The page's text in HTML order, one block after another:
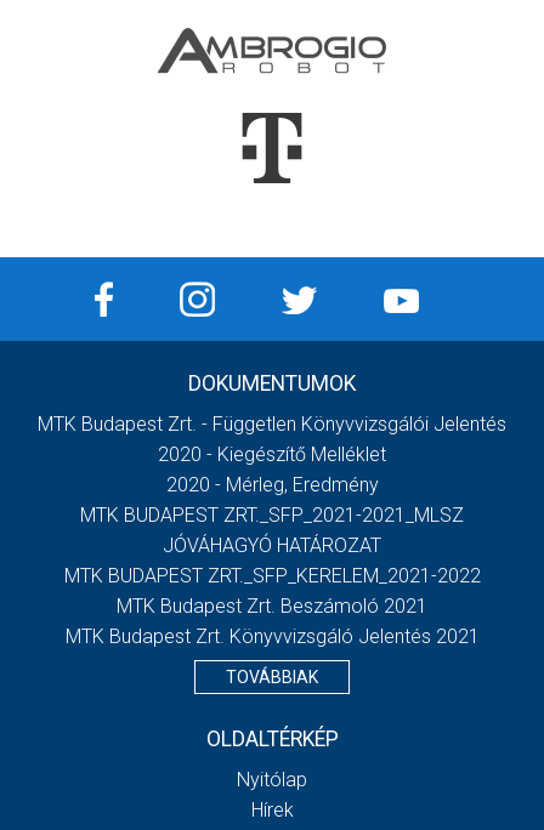
DOKUMENTUMOK
MTK Budapest Zrt. - Független Könyvvizsgálói Jelentés
2020 - Kiegészítő Melléklet
2020 - Mérleg, Eredmény
MTK BUDAPEST ZRT._SFP_2021-2021_MLSZ
JÓVÁHAGYÓ HATÁROZAT
MTK BUDAPEST ZRT._SFP_KERELEM_2021-2022
MTK Budapest Zrt. Beszámoló 2021
MTK Budapest Zrt. Könyvvizsgáló Jelentés 2021
TOVÁBBIAK
OLDALTÉRKÉP
Nyitólap
Hírek